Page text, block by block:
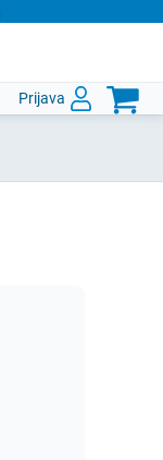
Prijava 